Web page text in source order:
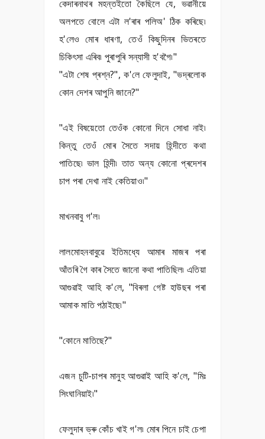
কেদাৰনাথৰ মহন্তইতো কৈছিলে যে, ভৱানীয়ে
অলপতে বোলে এটা ল'ৰাৰ পলিঅ' ঠিক কৰিছে৷
হ'লেও মোৰ ধাৰণা, তেওঁ কিছুদিনৰ ভিতৰতে
চিকিৎসা এৰিব৷ পুৰাপুৰি সন্যাসী হ'বগৈ৷"
"এটা শেষ প্ৰশ্ন?", ক'লে ফেলুদাই, "ভদ্ৰলোক
কোন দেশৰ আপুনি জানে?"
"এই বিষয়েতো তেওঁক কোনো দিনে সোধা নাই৷
কিন্তু তেওঁ মোৰ সৈতে সদায় হিন্দীতে কথা
পাতিছে৷ ভাল হিন্দী৷ তাত অন্য কোনো প্ৰদেশৰ
চাপ পৰা দেখা নাই কেতিয়াও৷"
মাখনবাবু গ'ল৷
লালমোহনবাবুৱে ইতিমধ্যে আমাৰ মাজৰ পৰা
আঁতৰি গৈ কাৰ সৈতে জানো কথা পাতিছিল৷ এতিয়া
আগুৱাই আহি ক'লে, "বিৰলা গেষ্ট হাউছৰ পৰা
আমাক মাতি পঠাইছে৷"
"কোনে মাতিছে?"
এজন চুটি-চাপৰ মানুহ আগুৱাই আহি ক'লে, "মিঃ
সিংঘানিয়াই৷"
ফেলুদাৰ ভ্ৰু কোঁচ খাই গ'ল৷ মোৰ পিনে চাই চেপা